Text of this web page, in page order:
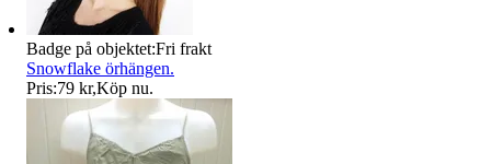
Badge på objektet:Fri frakt
Snowflake örhängen.
Pris:79 kr,Köp nu.